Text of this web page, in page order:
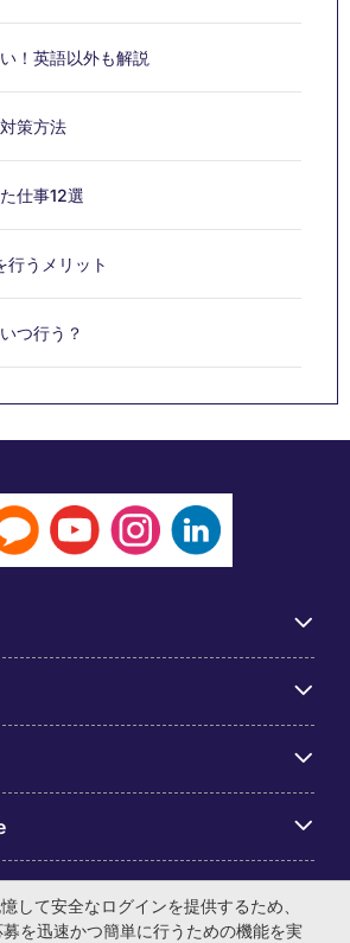
！英語以外も解説
策方法
仕事12選
行うメリット
つ行う？
して安全なログインを提供するため、
を迅速かつ簡単に行うための機能を実